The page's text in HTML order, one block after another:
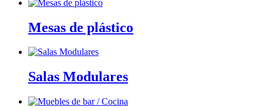
Mesas de plástico
Salas Modulares